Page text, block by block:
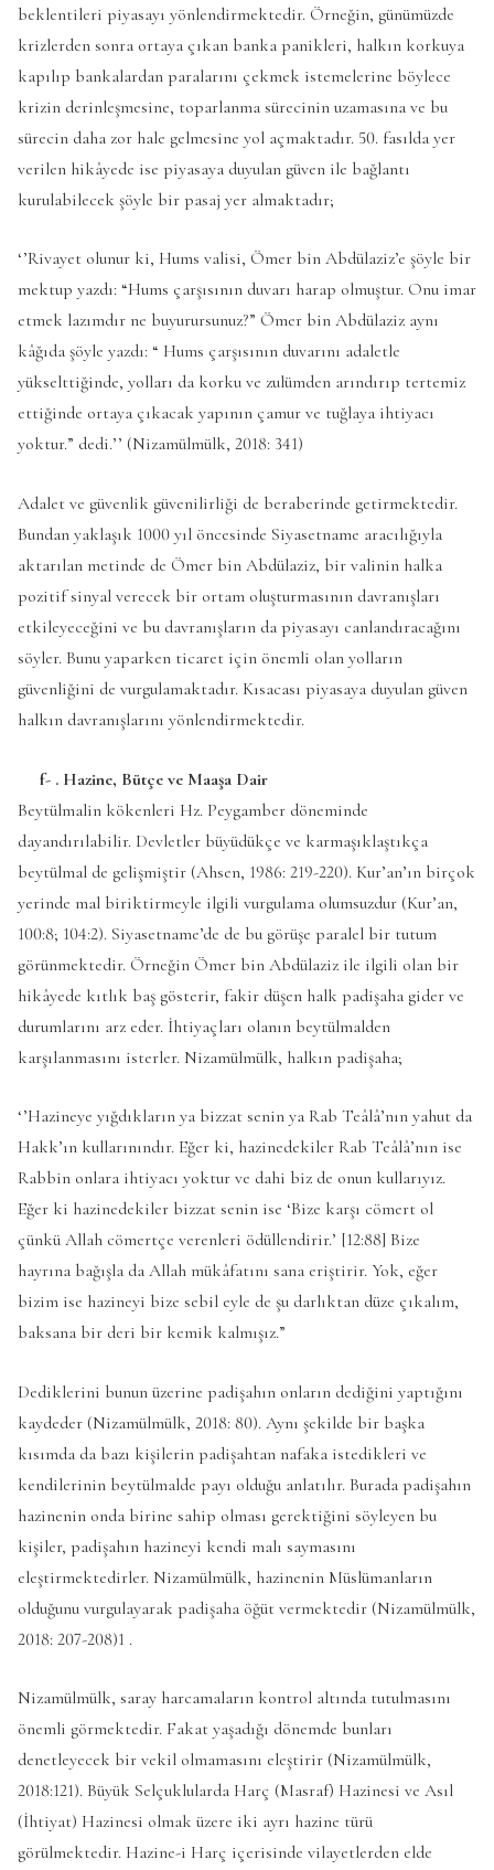
beklentileri piyasayı yönlendirmektedir. Örneğin, günümüzde
krizlerden sonra ortaya çıkan banka panikleri, halkın korkuya
kapılıp bankalardan paralarını çekmek istemelerine böylece
krizin derinleşmesine, toparlanma sürecinin uzamasına ve bu
sürecin daha zor hale gelmesine yol açmaktadır. 50. fasılda yer
verilen hikâyede ise piyasaya duyulan güven ile bağlantı
kurulabilecek şöyle bir pasaj yer almaktadır;
‘’Rivayet olunur ki, Hums valisi, Ömer bin Abdülaziz’e şöyle bir
mektup yazdı: “Hums çarşısının duvarı harap olmuştur. Onu imar
etmek lazımdır ne buyurursunuz?” Ömer bin Abdülaziz aynı
kâğıda şöyle yazdı: “ Hums çarşısının duvarını adaletle
yükselttiğinde, yolları da korku ve zulümden arındırıp tertemiz
ettiğinde ortaya çıkacak yapının çamur ve tuğlaya ihtiyacı
yoktur.” dedi.’’ (Nizamülmülk, 2018: 341)
Adalet ve güvenlik güvenilirliği de beraberinde getirmektedir.
Bundan yaklaşık 1000 yıl öncesinde Siyasetname aracılığıyla
aktarılan metinde de Ömer bin Abdülaziz, bir valinin halka
pozitif sinyal verecek bir ortam oluşturmasının davranışları
etkileyeceğini ve bu davranışların da piyasayı canlandıracağını
söyler. Bunu yaparken ticaret için önemli olan yolların
güvenliğini de vurgulamaktadır. Kısacası piyasaya duyulan güven
halkın davranışlarını yönlendirmektedir.
f- . Hazine, Bütçe ve Maaşa Dair
Beytülmalin kökenleri Hz. Peygamber döneminde
dayandırılabilir. Devletler büyüdükçe ve karmaşıklaştıkça
beytülmal de gelişmiştir (Ahsen, 1986: 219-220). Kur’an’ın birçok
yerinde mal biriktirmeyle ilgili vurgulama olumsuzdur (Kur’an,
100:8; 104:2). Siyasetname’de de bu görüşe paralel bir tutum
görünmektedir. Örneğin Ömer bin Abdülaziz ile ilgili olan bir
hikâyede kıtlık baş gösterir, fakir düşen halk padişaha gider ve
durumlarını arz eder. İhtiyaçları olanın beytülmalden
karşılanmasını isterler. Nizamülmülk, halkın padişaha;
‘’Hazineye yığdıkların ya bizzat senin ya Rab Teâlâ’nın yahut da
Hakk’ın kullarınındır. Eğer ki, hazinedekiler Rab Teâlâ’nın ise
Rabbin onlara ihtiyacı yoktur ve dahi biz de onun kullarıyız.
Eğer ki hazinedekiler bizzat senin ise ‘Bize karşı cömert ol
çünkü Allah cömertçe verenleri ödüllendirir.’ [12:88] Bize
hayrına bağışla da Allah mükâfatını sana eriştirir. Yok, eğer
bizim ise hazineyi bize sebil eyle de şu darlıktan düze çıkalım,
baksana bir deri bir kemik kalmışız.”
Dediklerini bunun üzerine padişahın onların dediğini yaptığını
kaydeder (Nizamülmülk, 2018: 80). Aynı şekilde bir başka
kısımda da bazı kişilerin padişahtan nafaka istedikleri ve
kendilerinin beytülmalde payı olduğu anlatılır. Burada padişahın
hazinenin onda birine sahip olması gerektiğini söyleyen bu
kişiler, padişahın hazineyi kendi malı saymasını
eleştirmektedirler. Nizamülmülk, hazinenin Müslümanların
olduğunu vurgulayarak padişaha öğüt vermektedir (Nizamülmülk,
2018: 207-208)1 .
Nizamülmülk, saray harcamaların kontrol altında tutulmasını
önemli görmektedir. Fakat yaşadığı dönemde bunları
denetleyecek bir vekil olmamasını eleştirir (Nizamülmülk,
2018:121). Büyük Selçuklularda Harç (Masraf) Hazinesi ve Asıl
(İhtiyat) Hazinesi olmak üzere iki ayrı hazine türü
görülmektedir. Hazine-i Harç içerisinde vilayetlerden elde